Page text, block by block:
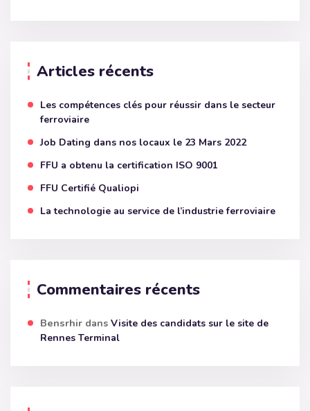
Articles récents
Les compétences clés pour réussir dans le secteur
ferroviaire
Job Dating dans nos locaux le 23 Mars 2022
FFU a obtenu la certification ISO 9001
FFU Certifié Qualiopi
La technologie au service de l’industrie ferroviaire
Commentaires récents
Bensrhir dans Visite des candidats sur le site de
Rennes Terminal